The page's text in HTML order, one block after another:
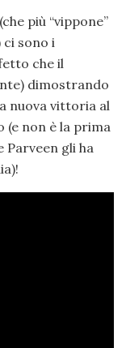
più “vippone”
ci sono i
che il
dimostrando
nuova vittoria al
(e non è la prima
Parveen gli ha